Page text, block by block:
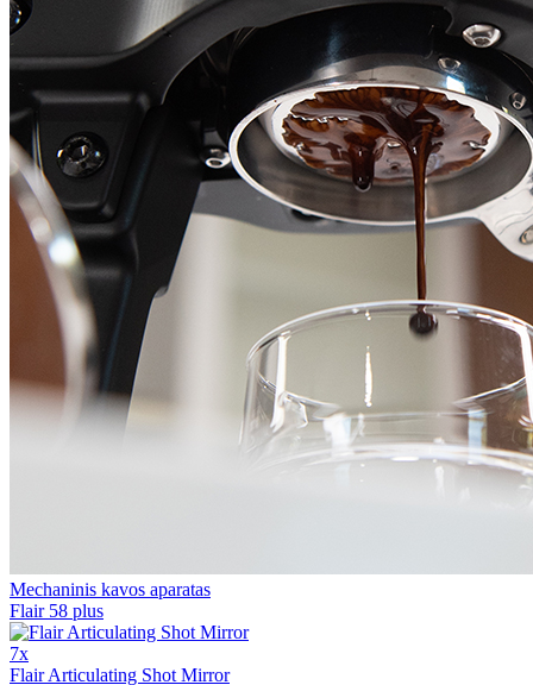
Mechaninis kavos aparatas
Flair 58 plus
7x
Flair Articulating Shot Mirror